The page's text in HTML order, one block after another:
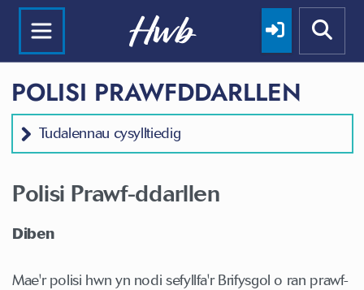
POLISI PRAWFDDARLLEN
Tudalennau cysylltiedig
Polisi Prawf-ddarllen
Diben
Mae'r polisi hwn yn nodi sefyllfa'r Brifysgol o ran prawf-